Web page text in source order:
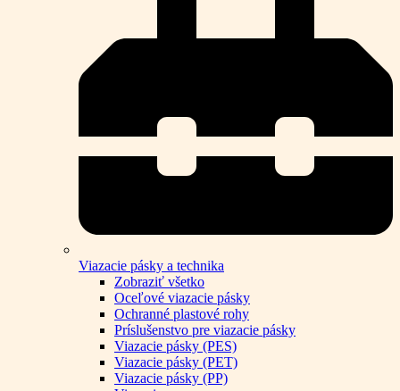
Viazacie pásky a technika
Zobraziť všetko
Oceľové viazacie pásky
Ochranné plastové rohy
Príslušenstvo pre viazacie pásky
Viazacie pásky (PES)
Viazacie pásky (PET)
Viazacie pásky (PP)